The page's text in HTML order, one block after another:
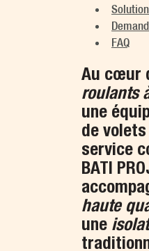
FAQ
Au cœur
roulants
une
de
service
BATI
haute
une